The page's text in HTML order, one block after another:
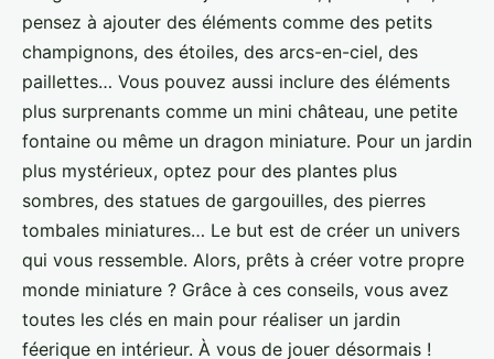
pensez à ajouter des éléments comme des petits
champignons, des étoiles, des arcs-en-ciel, des
paillettes… Vous pouvez aussi inclure des éléments
plus surprenants comme un mini château, une petite
fontaine ou même un dragon miniature. Pour un jardin
plus mystérieux, optez pour des plantes plus
sombres, des statues de gargouilles, des pierres
tombales miniatures… Le but est de créer un univers
qui vous ressemble. Alors, prêts à créer votre propre
monde miniature ? Grâce à ces conseils, vous avez
toutes les clés en main pour réaliser un jardin
féerique en intérieur. À vous de jouer désormais !